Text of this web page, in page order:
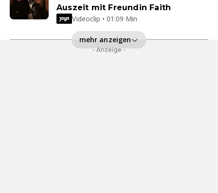
Auszeit mit Freundin Faith
Videoclip • 01:09 Min
mehr anzeigen
- Anzeige -